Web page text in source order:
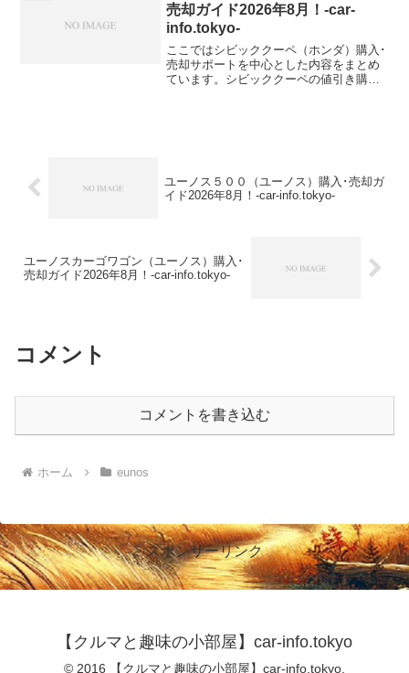
売却ガイド2026年8月！-car-
info.tokyo-
ここではシビッククーペ（ホンダ）購入･
売却サポートを中心とした内容をまとめ
ています。シビッククーペの値引き購入
ユーノス５００（ユーノス）購入･売却ガ
イド2026年8月！-car-info.tokyo-
ユーノスカーゴワゴン（ユーノス）購入･
売却ガイド2026年8月！-car-info.tokyo-
コメント
コメントを書き込む
ホーム eunos
スポンサーリンク
【クルマと趣味の小部屋】car-info.tokyo
© 2016 【クルマと趣味の小部屋】car-info.tokyo.